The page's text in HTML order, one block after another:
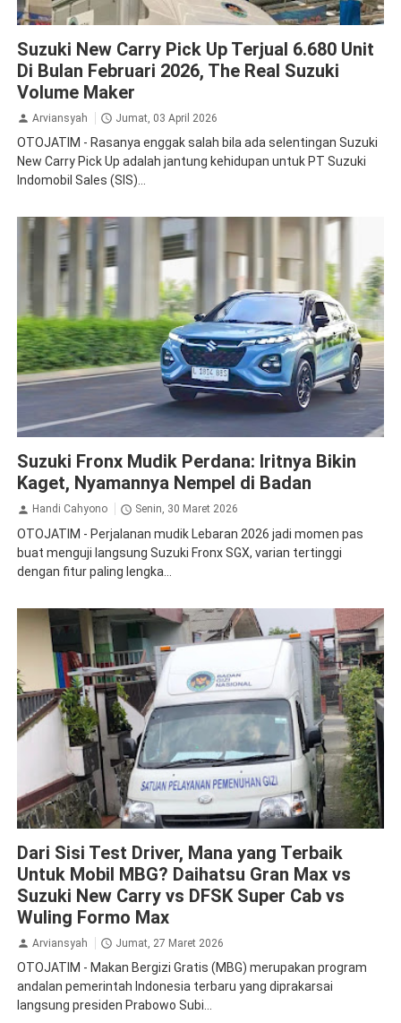
Suzuki New Carry Pick Up Terjual 6.680 Unit
Di Bulan Februari 2026, The Real Suzuki
Volume Maker
Arviansyah Jumat, 03 April 2026
OTOJATIM - Rasanya enggak salah bila ada selentingan Suzuki
New Carry Pick Up adalah jantung kehidupan untuk PT Suzuki
Indomobil Sales (SIS)...
Suzuki Fronx Mudik Perdana: Iritnya Bikin
Kaget, Nyamannya Nempel di Badan
Handi Cahyono Senin, 30 Maret 2026
OTOJATIM - Perjalanan mudik Lebaran 2026 jadi momen pas
buat menguji langsung Suzuki Fronx SGX, varian tertinggi
dengan fitur paling lengka...
Dari Sisi Test Driver, Mana yang Terbaik
Untuk Mobil MBG? Daihatsu Gran Max vs
Suzuki New Carry vs DFSK Super Cab vs
Wuling Formo Max
Arviansyah Jumat, 27 Maret 2026
OTOJATIM - Makan Bergizi Gratis (MBG) merupakan program
andalan pemerintah Indonesia terbaru yang diprakarsai
langsung presiden Prabowo Subi...